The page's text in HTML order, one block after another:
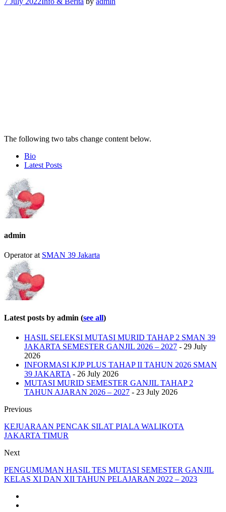
The following two tabs change content below.
Bio
Latest Posts
admin
Operatorat SMAN 39 Jakarta
Latest posts by admin (see all)
HASIL SELEKSI MUTASI MURID TAHAP 2 SMAN 39
JAKARTA SEMESTER GANJIL 2026 – 2027 - 29 July
2026
INFORMASI KJP PLUS TAHAP II TAHUN 2026 SMAN
39 JAKARTA - 26 July 2026
MUTASI MURID SEMESTER GANJIL TAHAP 2
TAHUN AJARAN 2026 – 2027 - 23 July 2026
Previous
KEJUARAAN PENCAK SILAT PIALA WALIKOTA
JAKARTA TIMUR
Next
PENGUMUMAN HASIL TES MUTASI SEMESTER GANJIL
KELAS XI DAN XII TAHUN PELAJARAN 2022 – 2023